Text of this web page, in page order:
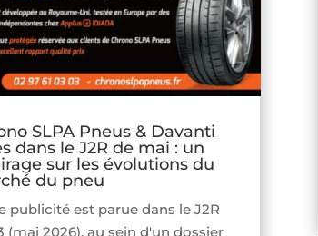
SLPA Pneus & Davanti
dans le J2R de mai : un
sur les évolutions du
du pneu
publicité est parue dans le J2R
(mai 2026), au sein d'un dossier